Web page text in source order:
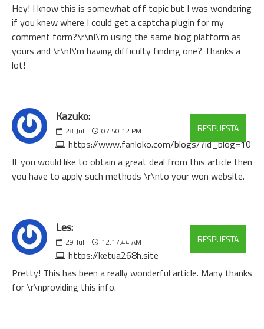
Hey! I know this is somewhat off topic but I was wondering
if you knew where I could get a captcha plugin for my
comment form?\r\nI\'m using the same blog platform as
yours and \r\nI\'m having difficulty finding one? Thanks a
lot!
Kazuko:
28 Jul 07:50:12 PM
https://www.fanloko.com/blogs/?id_blog=10
RESPUESTA
If you would like to obtain a great deal from this article then
you have to apply such methods \r\nto your won website.
Les:
29 Jul 12:17:44 AM
https://ketua268h.site
RESPUESTA
Pretty! This has been a really wonderful article. Many thanks
for \r\nproviding this info.